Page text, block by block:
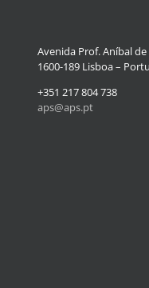
Avenida Prof. Aníbal
1600-189 Lisboa –
+351 217 804 738
aps@aps.pt